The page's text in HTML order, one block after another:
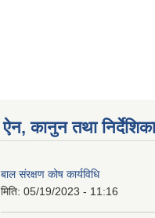
ऐन, कानुन तथा निर्देशिका
बाल संरक्षण कोष कार्यविधि
मिति: 05/19/2023 - 11:16